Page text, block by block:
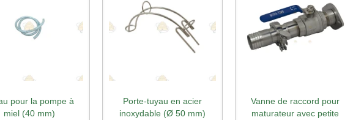
rapide
pour la pompe à
miel (40 mm)
Aperçu rapide
Porte-tuyau en acier
inoxydable (Ø 50 mm)
Aperçu rapide
Vanne de raccord pour
maturateur avec petite